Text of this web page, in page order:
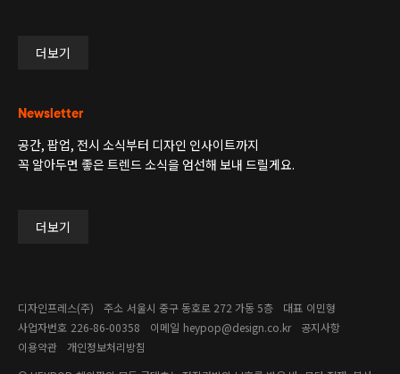
더보기
Newsletter
공간, 팝업, 전시 소식부터 디자인 인사이트까지
꼭 알아두면 좋은 트렌드 소식을 엄선해 보내 드릴게요.
더보기
디자인프레스(주) 주소 서울시 중구 동호로 272 가동 5층 대표 이민형
사업자번호 226-86-00358​ 이메일 heypop@design.co.kr
공지사항
이용약관
개인정보처리방침